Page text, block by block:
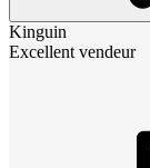
Kinguin
Excellent vendeur